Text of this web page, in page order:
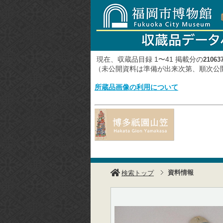
現在、収蔵品目録 1〜41 掲載分の
（未公開資料は準備が出来次第、順次
所蔵品画像の利用について
検索トップ 資料情報